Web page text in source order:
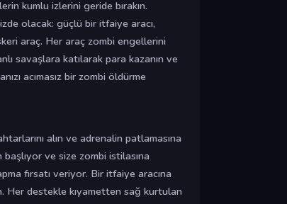
kumlu izlerini geride bırakın.
olacak: güçlü bir itfaiye aracı,
araç. Her araç zombi engellerini
savaşlara katılarak para kazanın ve
acımasız bir zombi öldürme
alın ve adrenalin patlamasına
ve size zombi istilasına
fırsatı veriyor. Bir itfaiye aracına
Her destekle kıyametten sağ kurtulan